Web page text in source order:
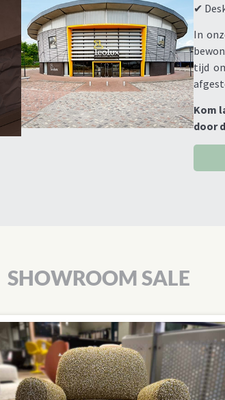
✔
In
tijd
Kom
door
SHOWROOM SALE